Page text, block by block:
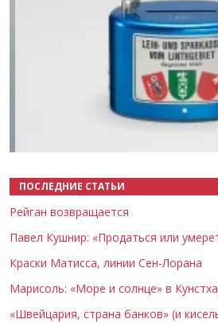
ПОСЛЕДНИЕ СТАТЬИ
Рейган возвращается
Павел Кушнир: «Продаться или
Краски Матисса, линии Сен-Лорана
Марисоль: «Море и солнце» в
«Швейцария, страна банков» (и